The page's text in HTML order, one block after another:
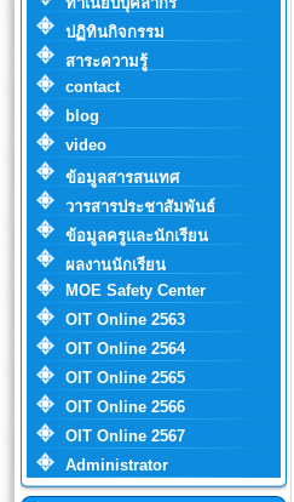
ปฏิทินกิจกรรม
สาระความรู้
contact
blog
video
ข้อมูลสารสนเทศ
วารสารประชาสัมพันธ์
ข้อมูลครูและนักเรียน
ผลงานนักเรียน
MOE Safety Center
OIT Online 2563
OIT Online 2564
OIT Online 2565
OIT Online 2566
OIT Online 2567
Administrator